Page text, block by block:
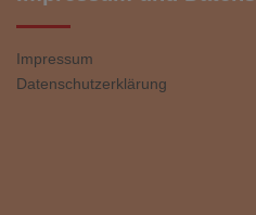
Impressum
Datenschutzerklärung